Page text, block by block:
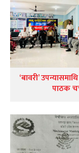
‘बावरी’
पाठक